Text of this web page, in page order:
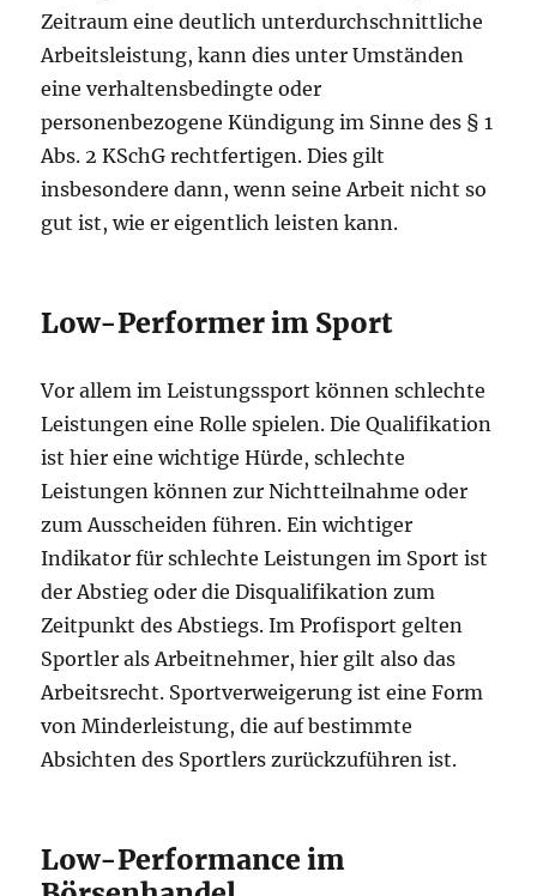
Zeitraum eine deutlich unterdurchschnittliche
Arbeitsleistung, kann dies unter Umständen
eine verhaltensbedingte oder
personenbezogene Kündigung im Sinne des § 1
Abs. 2 KSchG rechtfertigen. Dies gilt
insbesondere dann, wenn seine Arbeit nicht so
gut ist, wie er eigentlich leisten kann.
Low-Performer im Sport
Vor allem im Leistungssport können schlechte
Leistungen eine Rolle spielen. Die Qualifikation
ist hier eine wichtige Hürde, schlechte
Leistungen können zur Nichtteilnahme oder
zum Ausscheiden führen. Ein wichtiger
Indikator für schlechte Leistungen im Sport ist
der Abstieg oder die Disqualifikation zum
Zeitpunkt des Abstiegs. Im Profisport gelten
Sportler als Arbeitnehmer, hier gilt also das
Arbeitsrecht. Sportverweigerung ist eine Form
von Minderleistung, die auf bestimmte
Absichten des Sportlers zurückzuführen ist.
Low-Performance im